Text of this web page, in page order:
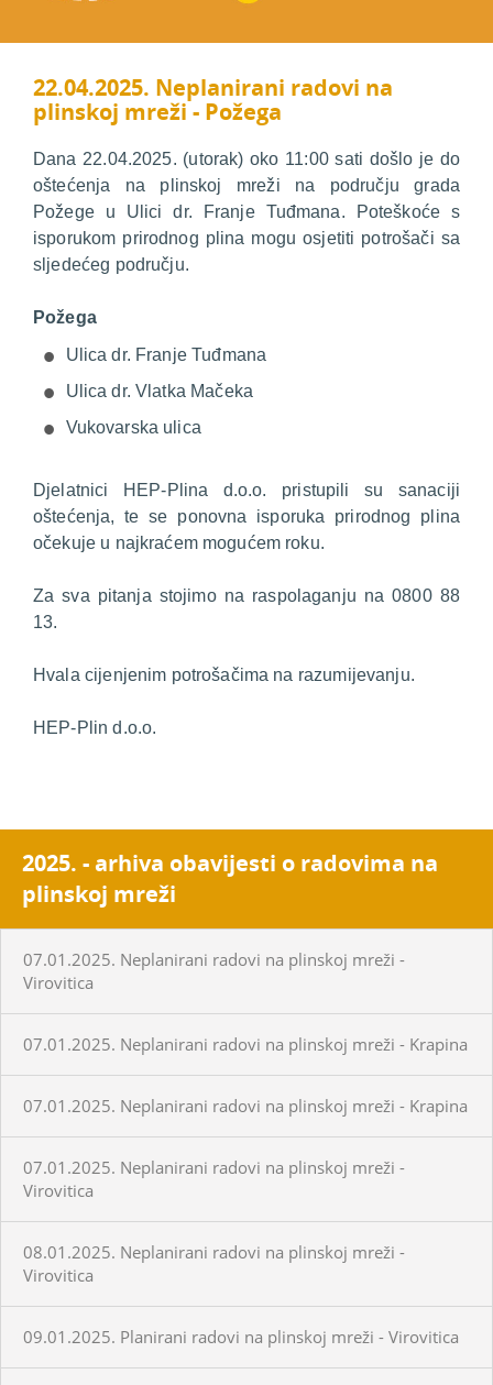
22.04.2025. Neplanirani radovi na
plinskoj mreži - Požega
Dana 22.04.2025. (utorak) oko 11:00 sati došlo je do
oštećenja na plinskoj mreži na području grada
Požege u Ulici dr. Franje Tuđmana. Poteškoće s
isporukom prirodnog plina mogu osjetiti potrošači sa
sljedećeg području.
Požega
Ulica dr. Franje Tuđmana
Ulica dr. Vlatka Mačeka
Vukovarska ulica
Djelatnici HEP-Plina d.o.o. pristupili su sanaciji
oštećenja, te se ponovna isporuka prirodnog plina
očekuje u najkraćem mogućem roku.
Za sva pitanja stojimo na raspolaganju na 0800 88
13.
Hvala cijenjenim potrošačima na razumijevanju.
HEP-Plin d.o.o.
2025. - arhiva obavijesti o radovima na
plinskoj mreži
07.01.2025. Neplanirani radovi na plinskoj mreži -
Virovitica
07.01.2025. Neplanirani radovi na plinskoj mreži - Krapina
07.01.2025. Neplanirani radovi na plinskoj mreži - Krapina
07.01.2025. Neplanirani radovi na plinskoj mreži -
Virovitica
08.01.2025. Neplanirani radovi na plinskoj mreži -
Virovitica
09.01.2025. Planirani radovi na plinskoj mreži - Virovitica